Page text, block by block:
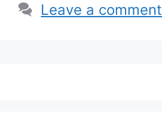
Leave a comment